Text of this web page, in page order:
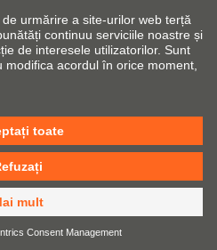
piața și limba
Casetă tehnică
cookie-uri CGV